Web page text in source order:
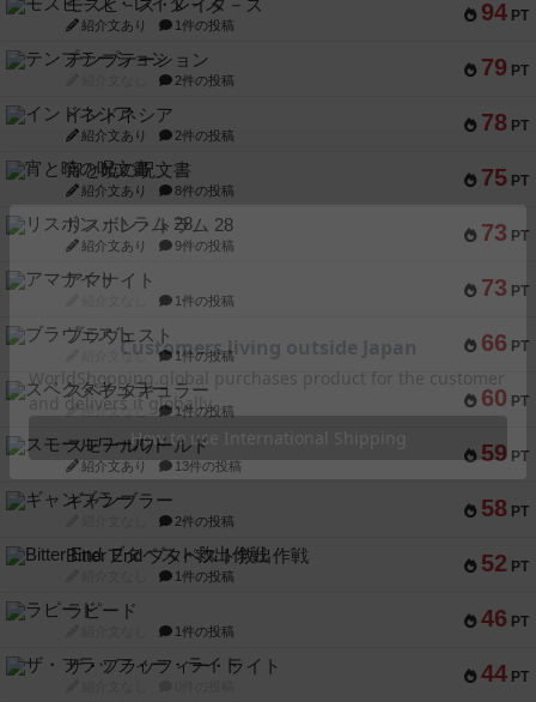
94 PT
モズビ－ズ・レイダ－ズ
紹介文あり 1件の投稿
79 PT
テンプテーション
2件の投稿
78 PT
インドネシア
紹介文あり 2件の投稿
75 PT
宵と暁の呪文書
紹介文あり 8件の投稿
73 PT
リスボン・トラム 28
紹介文あり 9件の投稿
73 PT
アマナイト
1件の投稿
66 PT
ブラヴェスト
紹介文なし 1件の投稿
60 PT
スペクタキュラー
紹介文なし 1件の投稿
59 PT
スモールワールド
紹介文あり 13件の投稿
58 PT
ギャンブラー
2件の投稿
52 PT
Bitter End ブタペスト救出作戦
1件の投稿
46 PT
ラピード
1件の投稿
44 PT
ザ・フラッフィー・ライト